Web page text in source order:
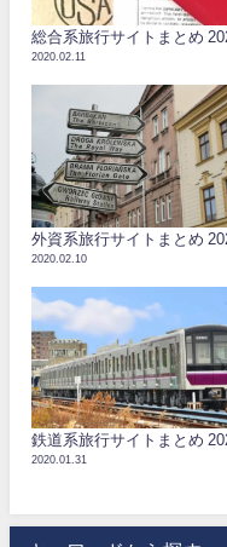
総合系旅行サイトまとめ
2020.02.11
外資系旅行サイトまとめ
2020.02.10
鉄道系旅行サイトまとめ
2020.01.31